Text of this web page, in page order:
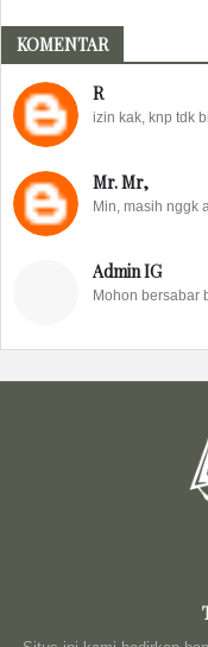
KOMENTAR
R
izin kak, knp tdk
Mr. Mr,
Min, masih nggk
Admin IG
Mohon bersabar